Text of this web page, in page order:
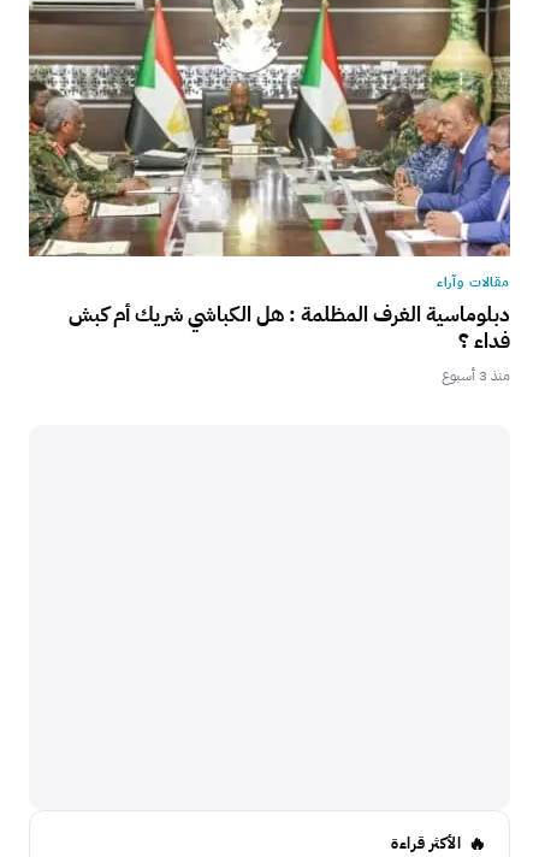
مقالات وآراء
دبلوماسية الغرف المظلمة : هل الكباشي شريك أم كبش
فداء ؟
منذ 3 أسبوع
الأكثر قراءة